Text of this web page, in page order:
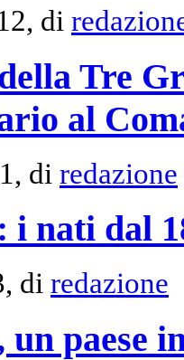
di
Tre
al
di redazione
i nati dal
di redazione
un paese